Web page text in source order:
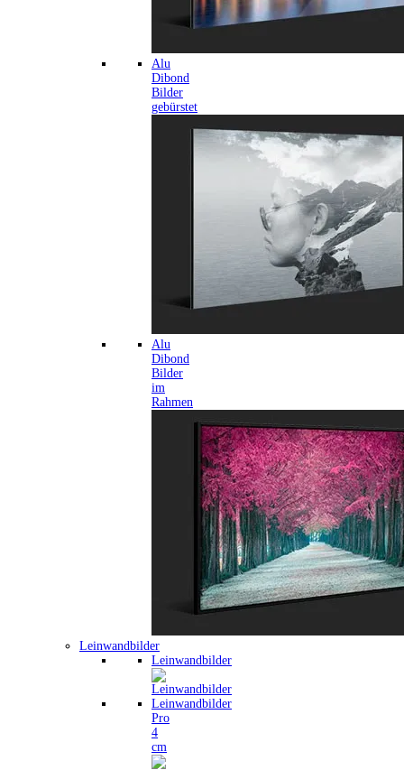
Alu
Dibond
Bilder
gebürstet
Alu
Dibond
Bilder
im
Rahmen
Leinwandbilder
Leinwandbilder
Leinwandbilder
Pro
4
cm